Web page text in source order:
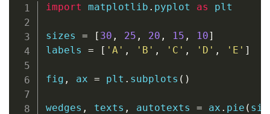
import matplotlib . pyplot as plt
sizes = [ 30 , 25 , 20 , 15 , 10]
labels = [ 'A' , 'B' , 'C' , 'D' , 'E' ]
fig , ax = plt . subplots ( )
wedges , texts , autotexts = ax . pie (